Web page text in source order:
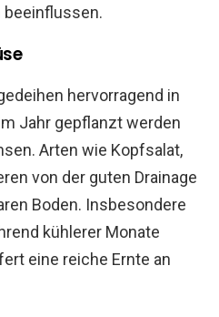
beeinflussen.
hervorragend in
Jahr gepflanzt werden
Arten wie Kopfsalat,
von der guten Drainage
Boden. Insbesondere
kühlerer Monate
eine reiche Ernte an